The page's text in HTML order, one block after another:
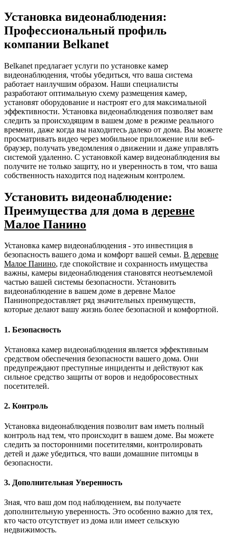
Установка видеонаблюдения:
Профессиональный профиль
компании Belkanet
Belkanet предлагает услуги по установке камер
видеонаблюдения, чтобы убедиться, что ваша система
работает наилучшим образом. Наши специалисты
разработают оптимальную схему размещения камер,
установят оборудование и настроят его для максимальной
эффективности. Установка видеонаблюдения позволяет вам
следить за происходящим в вашем доме в режиме реального
времени, даже когда вы находитесь далеко от дома. Вы можете
просматривать видео через мобильное приложение или веб-
браузер, получать уведомления о движении и даже управлять
системой удаленно. С установкой камер видеонаблюдения вы
получите не только защиту, но и уверенность в том, что ваша
собственность находится под надежным контролем.
Установить видеонаблюдение:
Преимущества для дома в деревне
Малое Панино
Установка камер видеонаблюдения - это инвестиция в
безопасность вашего дома и комфорт вашей семьи. В деревне
Малое Панино, где спокойствие и сохранность имущества
важны, камеры видеонаблюдения становятся неотъемлемой
частью вашей системы безопасности. Установить
видеонаблюдение в вашем доме в деревне Малое
Панинопредоставляет ряд значительных преимуществ,
которые делают вашу жизнь более безопасной и комфортной.
1. Безопасность
Установка камер видеонаблюдения является эффективным
средством обеспечения безопасности вашего дома. Они
предупреждают преступные инциденты и действуют как
сильное средство защиты от воров и недобросовестных
посетителей.
2. Контроль
Установка видеонаблюдения позволит вам иметь полный
контроль над тем, что происходит в вашем доме. Вы можете
следить за посторонними посетителями, контролировать
детей и даже убедиться, что ваши домашние питомцы в
безопасности.
3. Дополнительная Уверенность
Зная, что ваш дом под наблюдением, вы получаете
дополнительную уверенность. Это особенно важно для тех,
кто часто отсутствует из дома или имеет сельскую
недвижимость.